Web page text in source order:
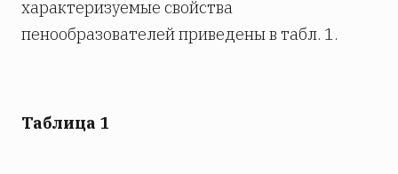
характеризуемые свойства
пенообразователей приведены в табл. 1.
Таблица 1